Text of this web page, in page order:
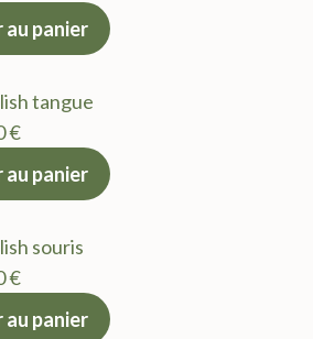
€.
actuel
7.50 €.
panier
tangue
€.
€Le
actuel
7.50 €.
panier
souris
€Le
panier